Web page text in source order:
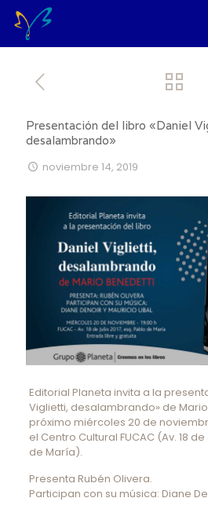
Presentación del libro «Daniel
desalambrando»
noviembre 14, 2019
Editorial Planeta invita a la
Viglietti, desalambrando» de
próximo miércoles 20 de
el Centro Cultural FUCAC (Av. 18
de María).
Presenta Rubén Olivera.
Participan con su música: Diane